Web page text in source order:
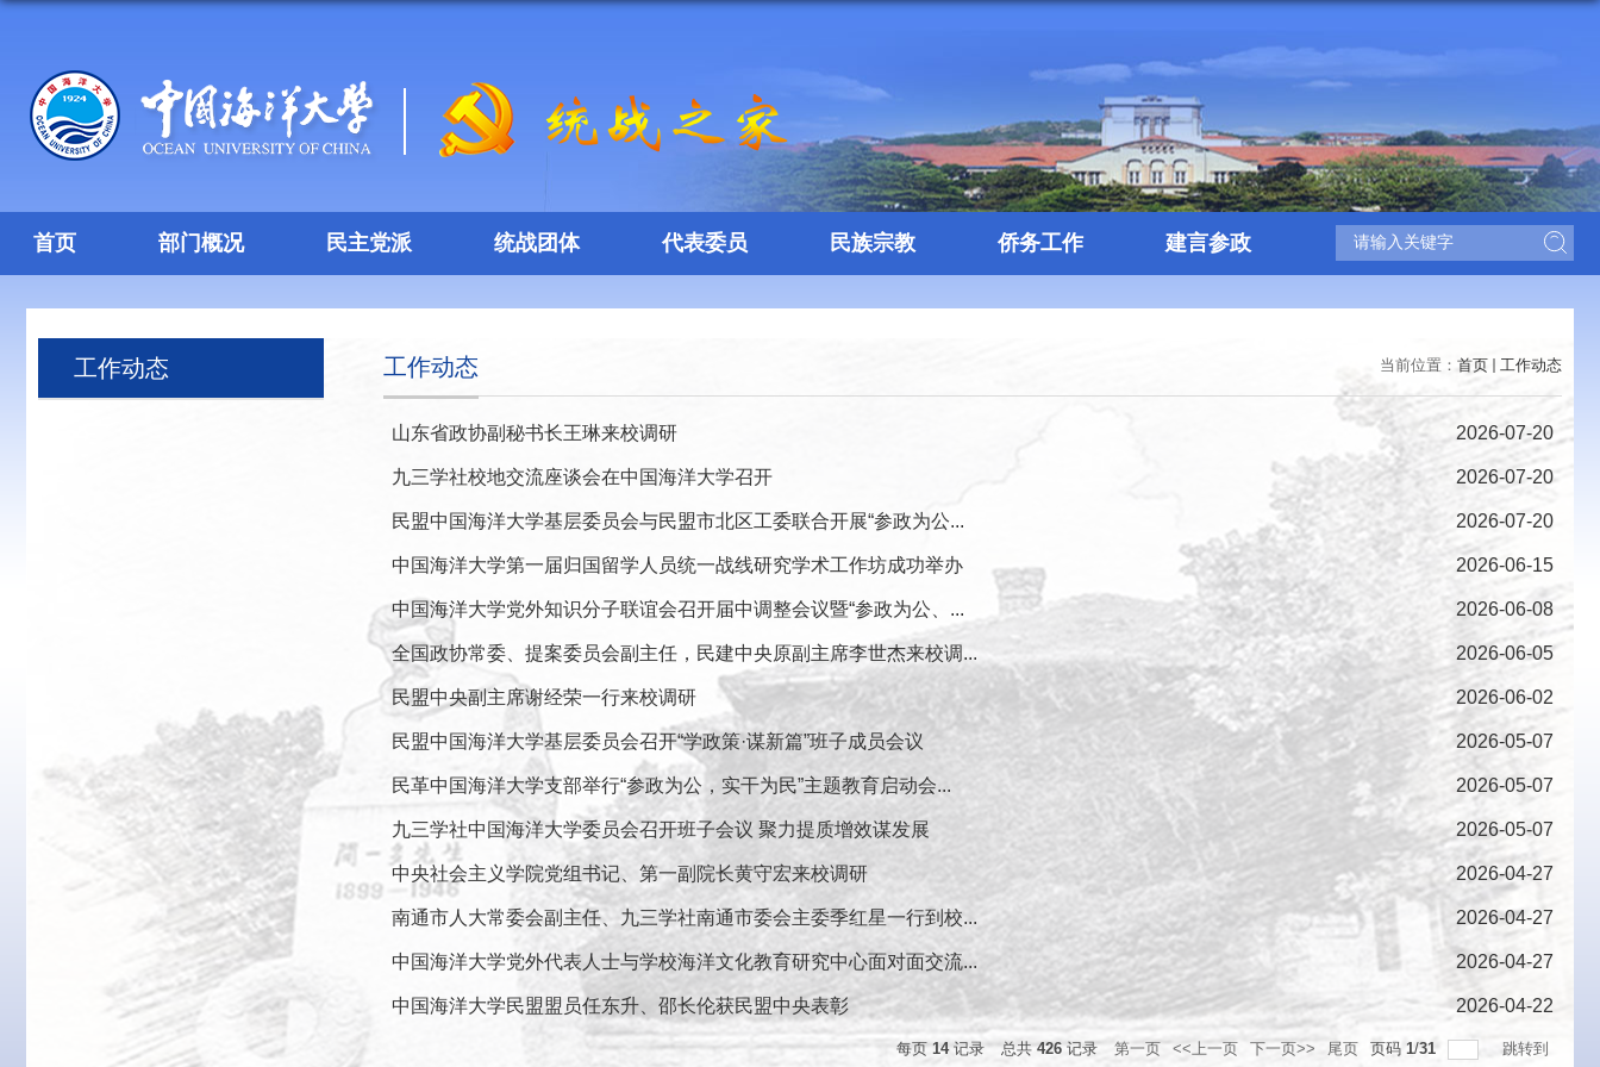
首页 部门概况 民主党派 统战团体 代表委员 民族宗教 侨务工作 建言参政
工作动态 当前位置： 首页 工作动态
工作动态
山东省政协副秘书长王琳来校调研 2026-07-20
九三学社校地交流座谈会在中国海洋大学召开 2026-07-20
民盟中国海洋大学基层委员会与民盟市北区工委联合开展“参政为公... 2026-07-20
中国海洋大学第一届归国留学人员统一战线研究学术工作坊成功举办 2026-06-15
中国海洋大学党外知识分子联谊会召开届中调整会议暨“参政为公、... 2026-06-08
全国政协常委、提案委员会副主任，民建中央原副主席李世杰来校调... 2026-06-05
民盟中央副主席谢经荣一行来校调研 2026-06-02
民盟中国海洋大学基层委员会召开“学政策·谋新篇”班子成员会议 2026-05-07
民革中国海洋大学支部举行“参政为公，实干为民”主题教育启动会... 2026-05-07
九三学社中国海洋大学委员会召开班子会议 聚力提质增效谋发展 2026-05-07
中央社会主义学院党组书记、第一副院长黄守宏来校调研 2026-04-27
南通市人大常委会副主任、九三学社南通市委会主委季红星一行到校... 2026-04-27
中国海洋大学党外代表人士与学校海洋文化教育研究中心面对面交流... 2026-04-27
中国海洋大学民盟盟员任东升、邵长伦获民盟中央表彰 2026-04-22
每页14记录 总共426 记录 第一页 <<上一页 下一页>> 尾页 页码 1/31 跳转到